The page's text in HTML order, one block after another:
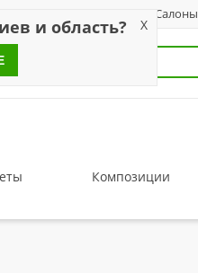
Салоны
Композиции
и область? X